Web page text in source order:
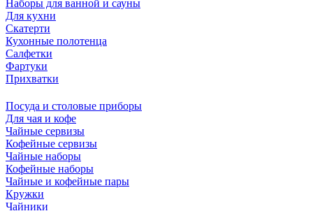
Наборы для ванной и сауны
Для кухни
Скатерти
Кухонные полотенца
Салфетки
Фартуки
Прихватки
Посуда и столовые приборы
Для чая и кофе
Чайные сервизы
Кофейные сервизы
Чайные наборы
Кофейные наборы
Чайные и кофейные пары
Кружки
Чайники